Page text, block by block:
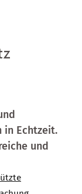
in Echtzeit.
und